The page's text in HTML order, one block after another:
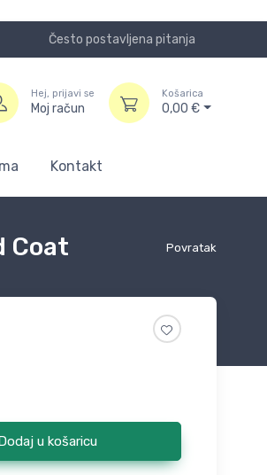
Često postavljena pitanja
Hej, prijavi se
Moj račun
Košarica
0,00 €
Kontakt
Povratak
Coat
u košaricu